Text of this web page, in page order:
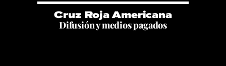
Cruz Roja Americana
Difusión y medios pagados